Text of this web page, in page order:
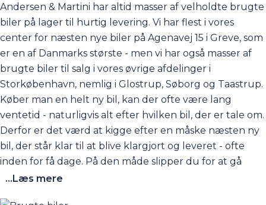
derfor er det vigtigt for os, at du oplever, at din nye bil
er i tip-top stand, når du henter den hos os i en af vores
Andersen & Martini har altid masser af velholdte brugte
biler på lager til hurtig levering. Vi har flest i vores
center for næsten nye biler på Agenavej 15 i Greve, som
er en af Danmarks største - men vi har også masser af
brugte biler til salg i vores øvrige afdelinger i
Storkøbenhavn, nemlig i Glostrup, Søborg og Taastrup.
Køber man en helt ny bil, kan der ofte være lang
ventetid - naturligvis alt efter hvilken bil, der er tale om.
Derfor er det værd at kigge efter en måske næsten ny
bil, der står klar til at blive klargjort og leveret - ofte
inden for få dage. På den måde slipper du for at gå
rundt og vente spændt på din nye bil i lang tid. Det kan
...Læs mere